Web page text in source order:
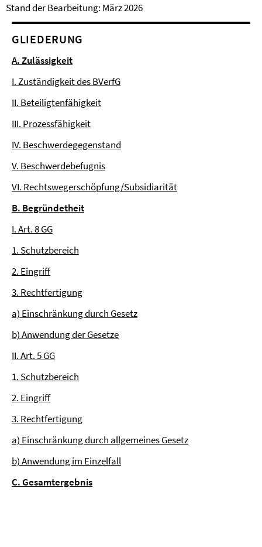
Stand der Bearbeitung: März 2026
GLIEDERUNG
A. Zulässigkeit
I. Zuständigkeit des BVerfG
II. Beteiligtenfähigkeit
III. Prozessfähigkeit
IV. Beschwerdegegenstand
V. Beschwerdebefugnis
VI. Rechtswegerschöpfung/Subsidiarität
B. Begründetheit
I. Art. 8 GG
1. Schutzbereich
2. Eingriff
3. Rechtfertigung
a) Einschränkung durch Gesetz
b) Anwendung der Gesetze
II. Art. 5 GG
1. Schutzbereich
2. Eingriff
3. Rechtfertigung
a) Einschränkung durch allgemeines Gesetz
b) Anwendung im Einzelfall
C. Gesamtergebnis